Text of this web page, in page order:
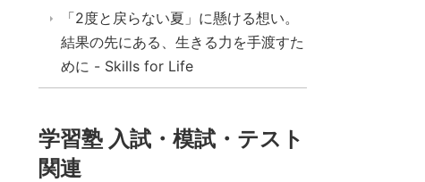
「2度と戻らない夏」に懸ける想い。
結果の先にある、生きる力を手渡すた
めに - Skills for Life
学習塾 入試・模試・テスト
関連